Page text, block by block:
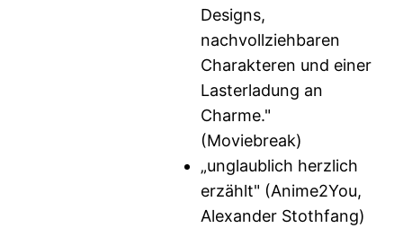
Designs,
nachvollziehbaren
Charakteren und einer
Lasterladung an
Charme."
(Moviebreak)
„unglaublich herzlich
erzählt" (Anime2You,
Alexander Stothfang)